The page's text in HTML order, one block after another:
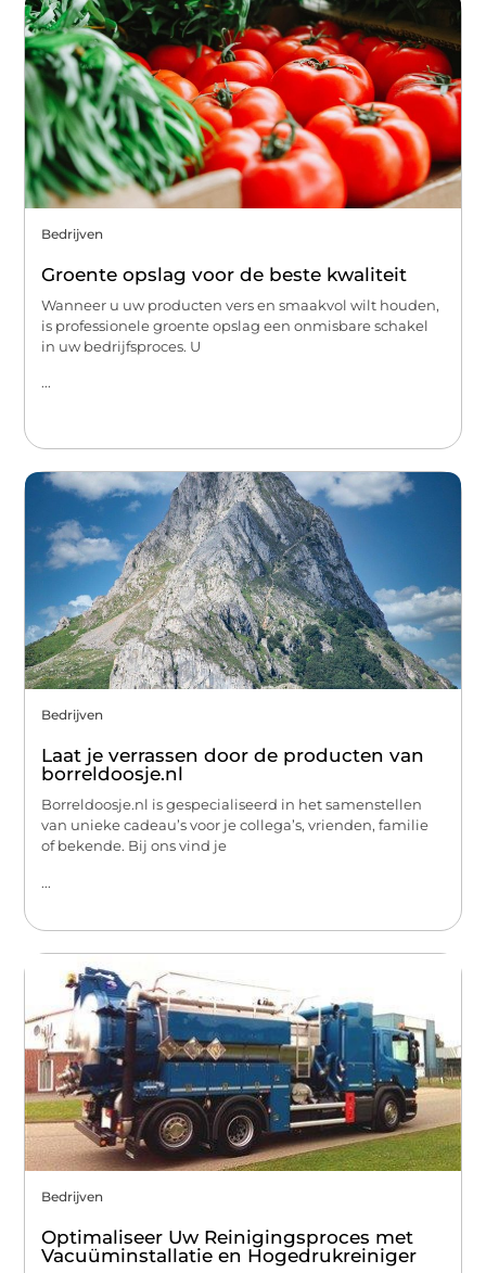
Bedrijven
Groente opslag voor de beste kwaliteit
Wanneer u uw producten vers en smaakvol wilt houden,
is professionele groente opslag een onmisbare schakel
in uw bedrijfsproces. U
...
Bedrijven
Laat je verrassen door de producten van
borreldoosje.nl
Borreldoosje.nl is gespecialiseerd in het samenstellen
van unieke cadeau’s voor je collega’s, vrienden, familie
of bekende. Bij ons vind je
...
Bedrijven
Optimaliseer Uw Reinigingsproces met
Vacuüminstallatie en Hogedrukreiniger